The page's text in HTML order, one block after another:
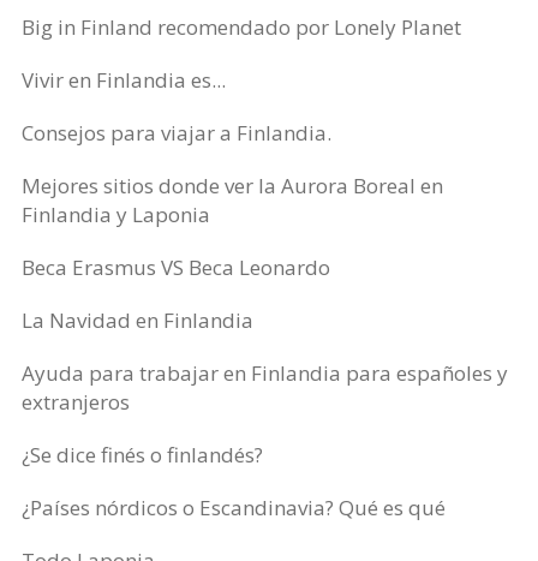
Big in Finland recomendado por Lonely Planet
Vivir en Finlandia es...
Consejos para viajar a Finlandia.
Mejores sitios donde ver la Aurora Boreal en
Finlandia y Laponia
Beca Erasmus VS Beca Leonardo
La Navidad en Finlandia
Ayuda para trabajar en Finlandia para españoles y
extranjeros
¿Se dice finés o finlandés?
¿Países nórdicos o Escandinavia? Qué es qué